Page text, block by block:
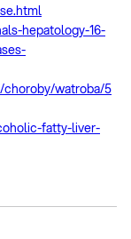
hepatology-16-
choroby/watroba/5
fatty-liver-